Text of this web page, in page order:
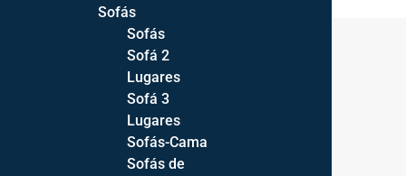
Aparadores
Sofás
Sofás
Sofá 2
Lugares
Sofá 3
Lugares
Sofás-Cama
Sofás de